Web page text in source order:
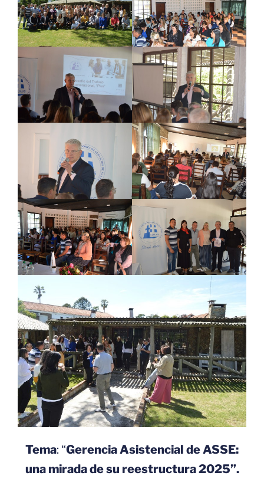
Tema: “Gerencia Asistencial de ASSE:
una mirada de su reestructura 2025”.